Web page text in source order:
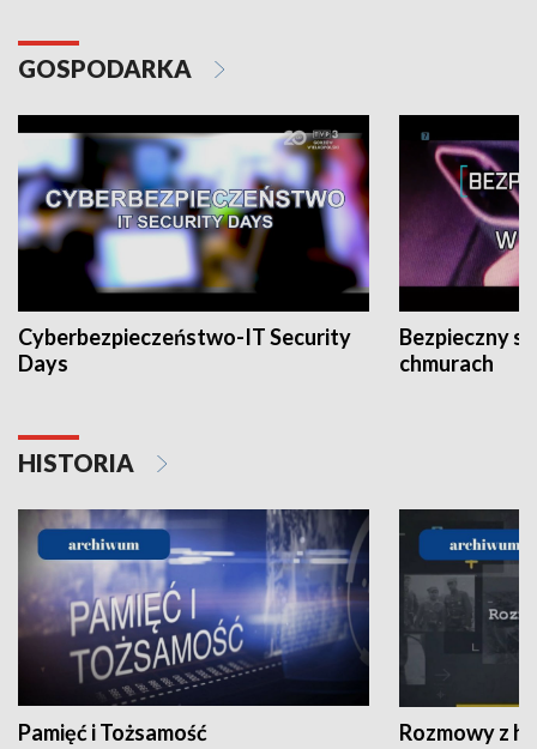
GOSPODARKA
Cyberbezpieczeństwo-IT Security
Days
Bezpieczny
chmurach
HISTORIA
Pamięć i Tożsamość Rozmowy z